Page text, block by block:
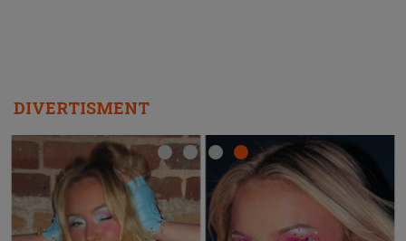
DIVERTISMENT